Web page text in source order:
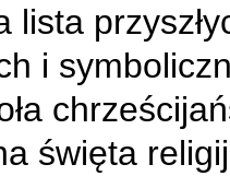
lista
i
święta